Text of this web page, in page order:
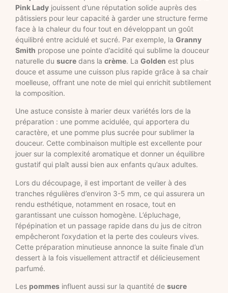
Pink Lady jouissent d’une réputation solide auprès des
pâtissiers pour leur capacité à garder une structure ferme
face à la chaleur du four tout en développant un goût
équilibré entre acidulé et sucré. Par exemple, la Granny
Smith propose une pointe d’acidité qui sublime la douceur
naturelle du sucre dans la crème. La Golden est plus
douce et assume une cuisson plus rapide grâce à sa chair
moelleuse, offrant une note de miel qui enrichit subtilement
la composition.
Une astuce consiste à marier deux variétés lors de la
préparation : une pomme acidulée, qui apportera du
caractère, et une pomme plus sucrée pour sublimer la
douceur. Cette combinaison multiple est excellente pour
jouer sur la complexité aromatique et donner un équilibre
gustatif qui plaît aussi bien aux enfants qu’aux adultes.
Lors du découpage, il est important de veiller à des
tranches régulières d’environ 3-5 mm, ce qui assurera un
rendu esthétique, notamment en rosace, tout en
garantissant une cuisson homogène. L’épluchage,
l’épépination et un passage rapide dans du jus de citron
empêcheront l’oxydation et la perte des couleurs vives.
Cette préparation minutieuse annonce la suite finale d’un
dessert à la fois visuellement attractif et délicieusement
parfumé.
Les pommes influent aussi sur la quantité de sucre